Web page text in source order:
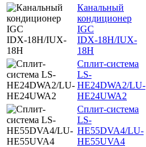
Канальный
кондиционер
IGC
IDХ-18H/IUX-
18H
Сплит-система
LS-
HE24DWA2/LU-
HE24UWA2
Сплит-система
LS-
HE55DVA4/LU-
HE55UVA4